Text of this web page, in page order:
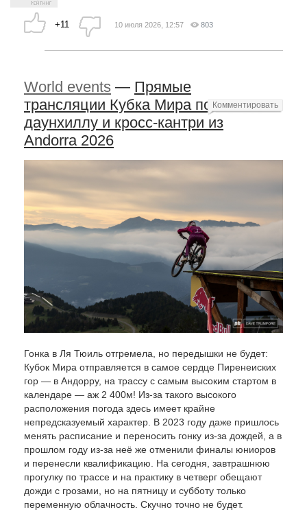
+11 10 июля 2026, 12:57 803
World events — Прямые
трансляции Кубка Мира по
даунхиллу и кросс-кантри из
Andorra 2026
Гонка в Ля Тюиль отгремела, но передышки не будет:
Кубок Мира отправляется в самое сердце Пиренеиских
гор — в Андорру, на трассу с самым высоким стартом в
календаре — аж 2 400м! Из-за такого высокого
расположения погода здесь имеет крайне
непредсказуемый характер. В 2023 году даже пришлось
менять расписание и переносить гонку из-за дождей, а в
прошлом году из-за неё же отменили финалы юниоров
и перенесли квалификацию. На сегодня, завтрашнюю
прогулку по трассе и на практику в четверг обещают
дожди с грозами, но на пятницу и субботу только
переменную облачность. Скучно точно не будет.
Комментировать